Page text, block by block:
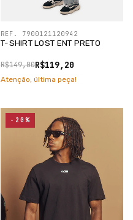
T-SHIRT LOST ENT PRETO
R$119,20
R$149,00
REF. 7900121120942
Atenção, última peça!
-20%